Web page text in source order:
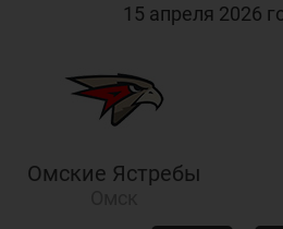
15 апреля 2026
Омские Ястребы